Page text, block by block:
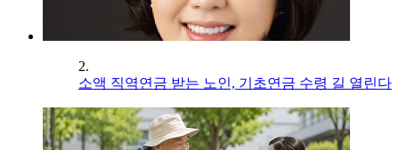
2.
소액 직역연금 받는 노인, 기초연금 수령 길 열린다